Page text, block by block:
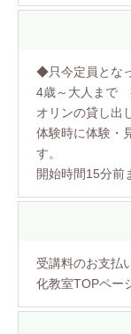
◆只今定員とな
4歳～大人まで
オリンの貸し出
体験時に体験・
す。
開始時間15分前
受講料のお支払
化教室TOPペー